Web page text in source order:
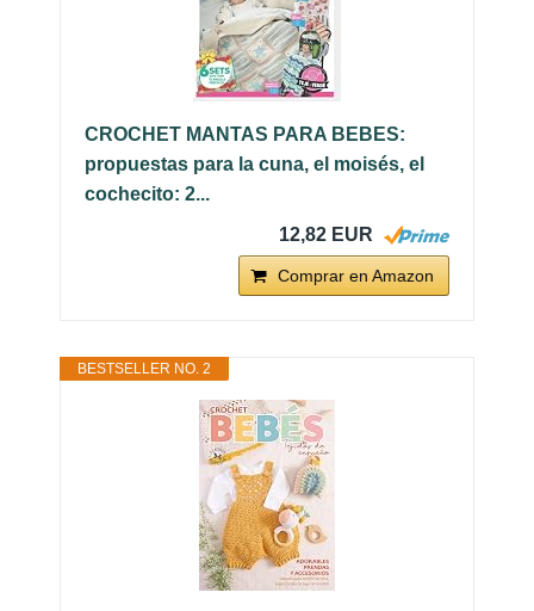
CROCHET MANTAS PARA BEBES:
propuestas para la cuna, el moisés, el
cochecito: 2...
12,82 EUR
Comprar en Amazon
BESTSELLER NO. 2